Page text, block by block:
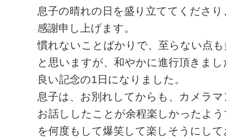
息子の晴れの日を盛り立ててくださり
感謝申し上げます。
慣れないことばかりで、至らない点
と思いますが、和やかに進行頂きま
良い記念の1日になりました。
息子は、お別れしてからも、カメラマ
お話ししたことが余程楽しかったよ
を何度もして爆笑して楽しそうにし